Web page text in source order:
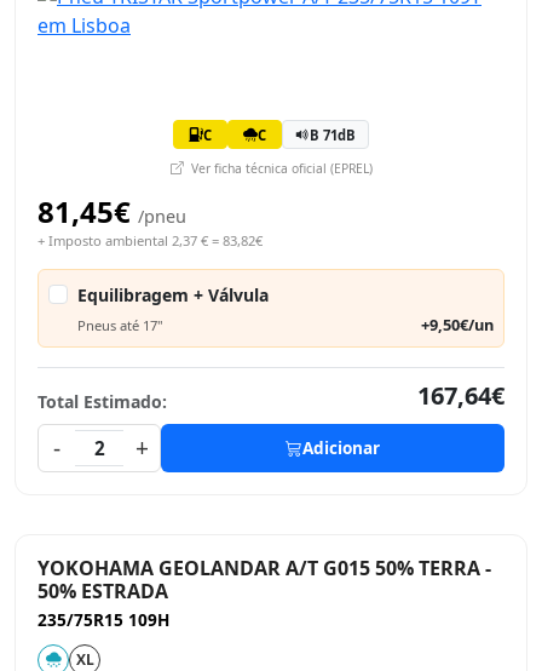
C C B 71dB
Ver ficha técnica oficial (EPREL)
81,45€ /pneu
+ Imposto ambiental 2,37 € = 83,82€
Equilibragem + Válvula
Pneus até 17" +9,50€/un
Total Estimado:
167,64€
-
2 + Adicionar
YOKOHAMA GEOLANDAR A/T G015 50% TERRA -
50% ESTRADA
235/75R15 109H
XL